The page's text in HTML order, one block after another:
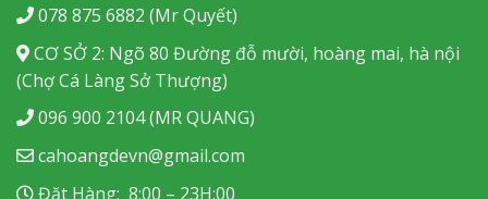
078 875 6882 (Mr Quyết)
CƠ SỞ 2: Ngõ 80 Đường đỗ mười, hoàng mai, hà nội
(Chợ Cá Làng Sở Thượng)
096 900 2104 (MR QUANG)
cahoangdevn@gmail.com
Đặt Hàng: 8:00 – 23H:00